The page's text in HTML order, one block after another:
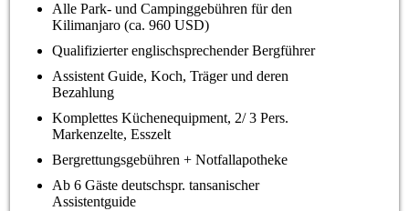
Alle Park- und Campinggebühren für den
Kilimanjaro (ca. 960 USD)
Qualifizierter englischsprechender Bergführer
Assistent Guide, Koch, Träger und deren
Bezahlung
Komplettes Küchenequipment, 2/ 3 Pers.
Markenzelte, Esszelt
Bergrettungsgebühren + Notfallapotheke
Ab 6 Gäste deutschspr. tansanischer
Assistentguide